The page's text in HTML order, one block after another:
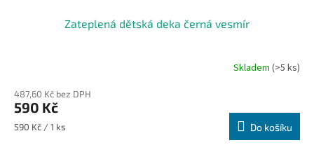
Zateplená dětská deka černá vesmír
Skladem (>5 ks)
487,60 Kč bez DPH
590 Kč
Měrná
590 Kč / 1 ks Do košíku